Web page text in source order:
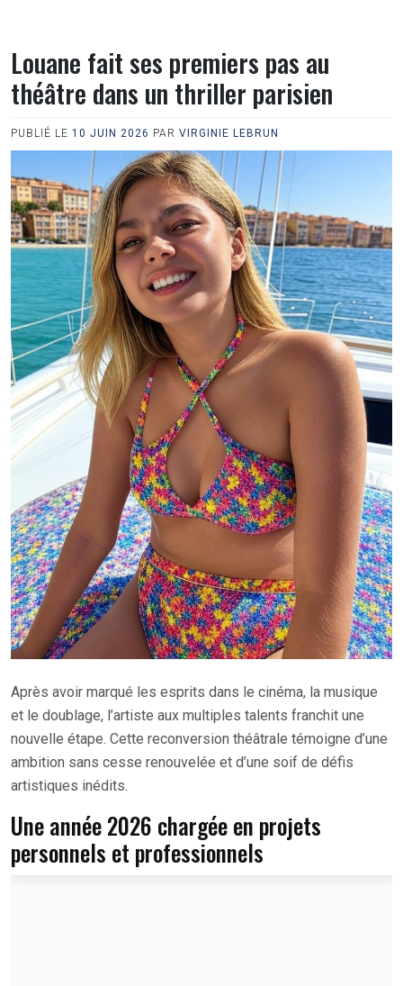
Louane fait ses premiers pas au
théâtre dans un thriller parisien
PUBLIÉ LE 10 JUIN 2026 PAR VIRGINIE LEBRUN
Après avoir marqué les esprits dans le cinéma, la musique
et le doublage, l’artiste aux multiples talents franchit une
nouvelle étape. Cette reconversion théâtrale témoigne d’une
ambition sans cesse renouvelée et d’une soif de défis
artistiques inédits.
Une année 2026 chargée en projets
personnels et professionnels